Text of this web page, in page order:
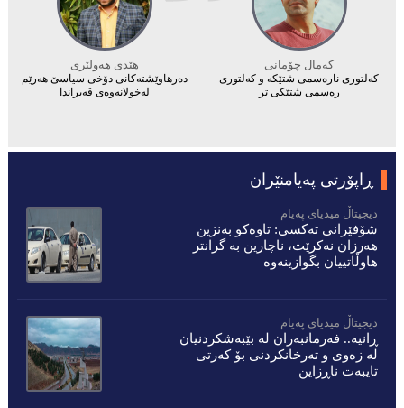
کەمال چۆمانى
کەلتوری نارەسمی شتێکە و کەلتوری
رەسمی شتێکی تر
هێدی هەولێری
دەرهاوێشتەکانی دۆخی سیاسێ هەرێم
لەخولانەوەی قەیراندا
ڕاپۆرتی پەیامنێران
دیجیتاڵ میدیاى پەیام
شۆفێرانى تەکسى: تاوەکو بەنزین
هەرزان نەکرێت، ناچارین بە گرانتر
هاوڵاتییان بگوازینەوە
دیجیتاڵ میدیاى پەیام
ڕانیە.. فەرمانبەران لە بێبەشکردنیان
لە زەوى و تەرخانکردنى بۆ کەرتى
تایبەت ناڕزاین